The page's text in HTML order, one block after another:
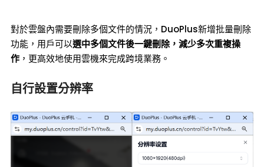
對於雲盤內需要刪除多個文件的情況，DuoPlus新增批量刪除
功能，用戶可以選中多個文件後一鍵刪除，減少多次重複操
作 ，更高效地使用雲機來完成跨境業務。
自行設置分辨率